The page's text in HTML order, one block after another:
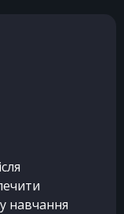
навчання